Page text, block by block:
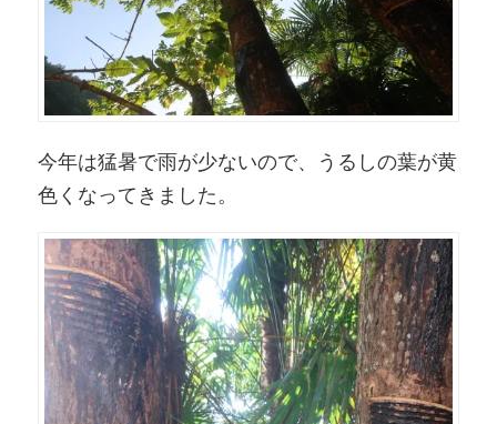
今年は猛暑で雨が少ないので、うるしの葉が黄
色くなってきました。